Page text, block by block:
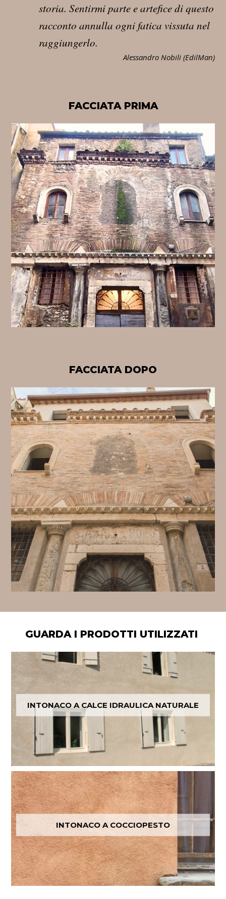
storia. Sentirmi parte e artefice di questo
racconto annulla ogni fatica vissuta nel
raggiungerlo.
Alessandro Nobili (EdilMan)
FACCIATA PRIMA
FACCIATA DOPO
GUARDA I PRODOTTI UTILIZZATI
INTONACO A CALCE IDRAULICA NATURALE
INTONACO A COCCIOPESTO